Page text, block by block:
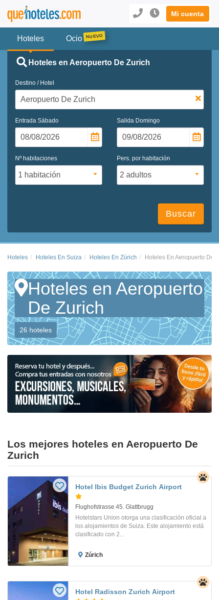
Mi cuenta
Hoteles Ocio
Hoteles en Aeropuerto De Zurich
Destino / Hotel
Entrada Sábado Salida Domingo
Nº habitaciones Pers. por habitación
Buscar
Hoteles Hoteles En Suiza Hoteles En Zúrich Hoteles En Aeropuerto De
Hoteles en Aeropuerto
De Zurich
26 hoteles
Los mejores hoteles en Aeropuerto De
Zurich
Hotel Ibis Budget Zurich Airport
Flughofstrasse 45. Glattbrugg
Hotelstars Union otorga una clasificación oficial a
los alojamientos de Suiza. Este alojamiento está
clasificado con 2...
Zúrich
Hotel Radisson Zurich Airport